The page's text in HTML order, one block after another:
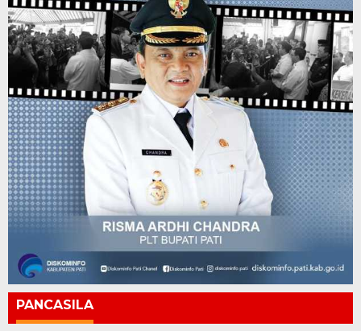
PANCASILA